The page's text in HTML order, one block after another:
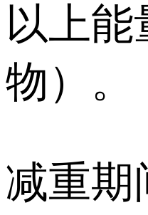
以上能
物）。
减重期